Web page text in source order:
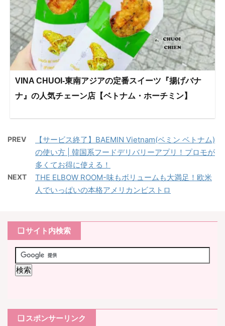
VINA CHUOI-東南アジアの定番スイーツ『揚げバナ
ナ』の人気チェーン店【ベトナム・ホーチミン】
PREV
【サービス終了】BAEMIN Vietnam(ベミン ベトナム)
の使い方 | 韓国系フードデリバリーアプリ！プロモが
多くてお得に使える！
NEXT
THE ELBOW ROOM-味もボリュームも大満足！欧米
人でいっぱいの本格アメリカンビストロ
❏ サイト内検索
❏ スポンサーリンク